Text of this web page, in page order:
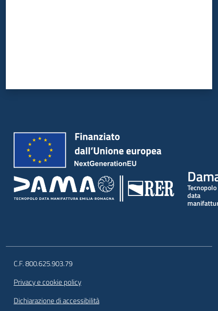
Tecnopolo
data
C.F. 800.625.903.79
Privacy e cookie policy
Dichiarazione di accessibilità